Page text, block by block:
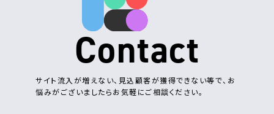
Contact
サイト流入が増えない、見込顧客が獲得できない等で、お
悩みがございましたらお気軽にご相談ください。